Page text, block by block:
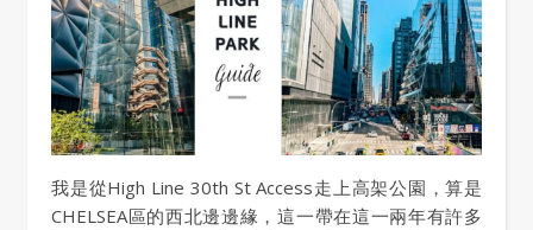
我是從High Line 30th St Access走上高架公園，算是
CHELSEA區的西北邊邊緣，這一帶在這一兩年有許多